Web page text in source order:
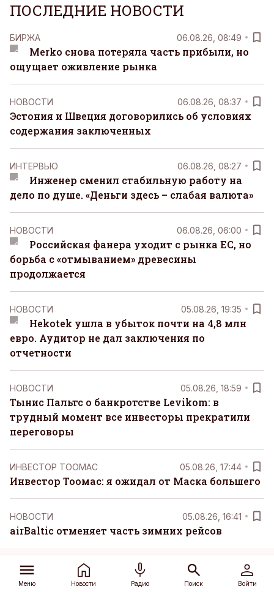
ПОСЛЕДНИЕ НОВОСТИ
БИРЖА 06.08.26, 08:49
Merko снова потеряла часть прибыли, но
ощущает оживление рынка
НОВОСТИ 06.08.26, 08:37
Эстония и Швеция договорились об условиях
содержания заключенных
ИНТЕРВЬЮ 06.08.26, 08:27
Инженер сменил стабильную работу на
дело по душе. «Деньги здесь – слабая валюта»
НОВОСТИ 06.08.26, 06:00
Российская фанера уходит с рынка ЕС, но
борьба с «отмыванием» древесины
продолжается
НОВОСТИ 05.08.26, 19:35
Hekotek ушла в убыток почти на 4,8 млн
евро. Аудитор не дал заключения по
отчетности
НОВОСТИ 05.08.26, 18:59
Тынис Пальтс о банкротстве Levikom: в
трудный момент все инвесторы прекратили
переговоры
ИНВЕСТОР ТООМАС 05.08.26, 17:44
Инвестор Тоомас: я ожидал от Маска большего
НОВОСТИ 05.08.26, 16:41
airBaltic отменяет часть зимних рейсов
СЕЙЧАС В ФОКУСЕ
Меню Новости Радио Поиск Войти